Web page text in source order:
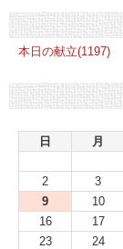
本日の献立(1197)
日
月
2
3
9
10
16
17
23
24